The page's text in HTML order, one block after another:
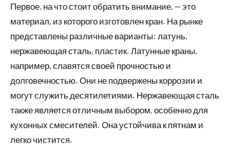
Первое, на что стоит обратить внимание, — это
материал, из которого изготовлен кран. На рынке
представлены различные варианты: латунь,
нержавеющая сталь, пластик. Латунные краны,
например, славятся своей прочностью и
долговечностью. Они не подвержены коррозии и
могут служить десятилетиями. Нержавеющая сталь
также является отличным выбором, особенно для
кухонных смесителей. Она устойчива к пятнам и
легко чистится.